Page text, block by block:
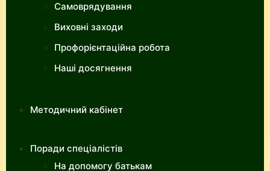
Самоврядування
Виховні заходи
Профорієнтаційна робота
Наші досягнення
Методичний кабінет
Поради спеціалістів
На допомогу батькам